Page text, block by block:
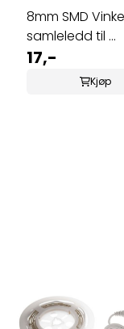
8mm SMD
samleledd til ...
17,-
Kjøp